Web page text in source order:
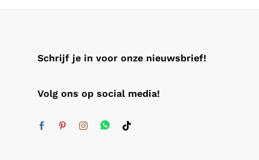
Schrijf je in voor onze nieuwsbrief!
Volg ons op social media!